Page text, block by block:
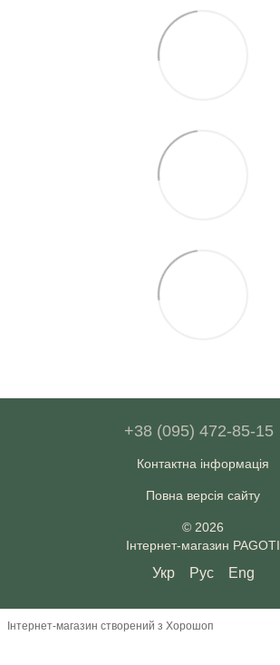
+38 (095) 472-85-15
Контактна інформація
Повна версія сайту
© 2026
Інтернет-магазин PAGOTI
Укр Рус Eng
Інтернет-магазин створений з Хорошоп